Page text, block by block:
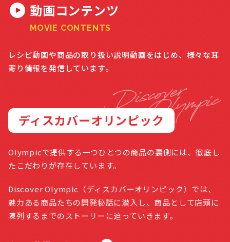
動画コンテンツ
MOVIE CONTENTS
レシピ動画や商品の取り扱い説明動画をはじめ、様々な耳
寄り情報を発信しています。
ディスカバーオリンピック
Olympicで提供する一つひとつの商品の裏側には、徹底し
たこだわりが存在しています。
Discover Olympic（ディスカバーオリンピック）では、
魅力ある商品たちの開発秘話に潜入し、商品として店頭に
陳列するまでのストーリーに迫っていきます。